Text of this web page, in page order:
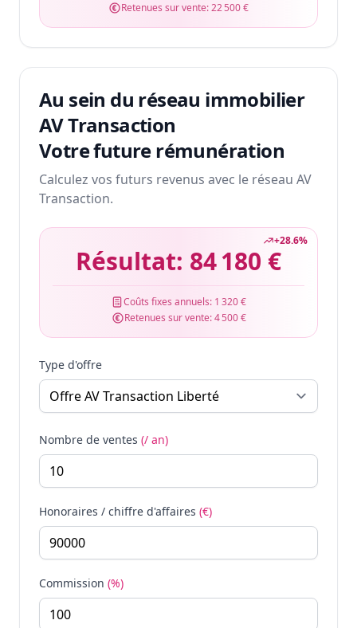
Retenues sur vente:22 500 €
Au sein du réseau immobilier
AV Transaction
Votre future rémunération
Calculez vos futurs revenus avec le réseau AV
Transaction.
+28.6%
Résultat: 84 180 €
Coûts fixes annuels: 1 320 €
Retenues sur vente:4 500 €
Type d'offre
Nombre de ventes (/ an)
Honoraires / chiffre d'affaires (€)
Commission (%)